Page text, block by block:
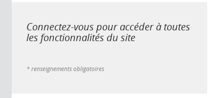
Connectez-vous pour accéder à toutes
les fonctionnalités du site
* renseignements obligatoires